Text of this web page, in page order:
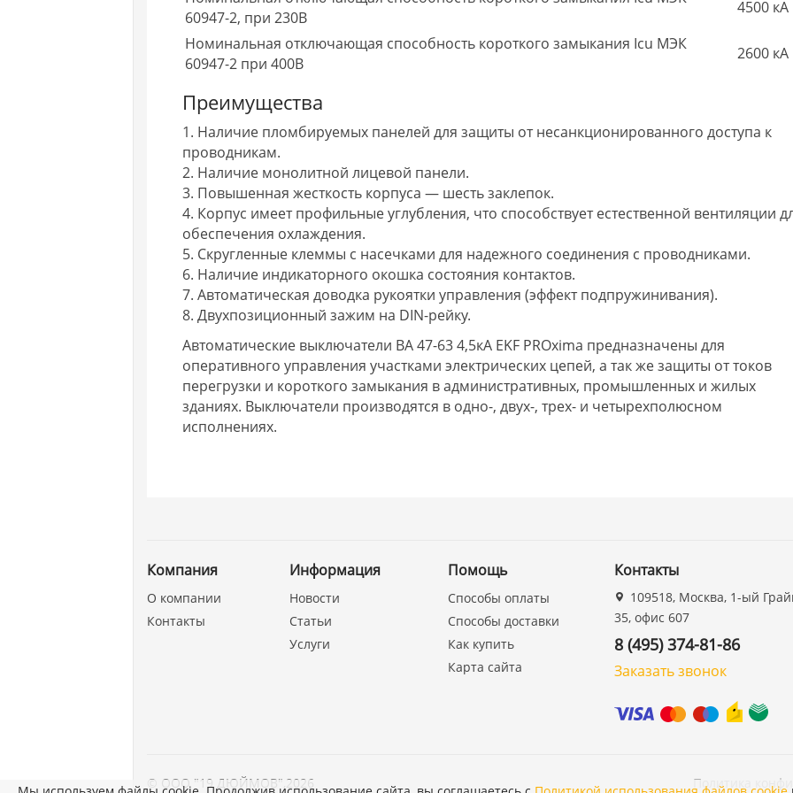
60947-2, при 230В
4500 кА
Номинальная отключающая способность короткого замыкания Icu МЭК
60947-2 при 400В
2600 кА
Преимущества
1. Наличие пломбируемых панелей для защиты от несанкционированного доступа к
проводникам.
2. Наличие монолитной лицевой панели.
3. Повышенная жесткость корпуса — шесть заклепок.
4. Корпус имеет профильные углубления, что способствует естественной вентиляции
обеспечения охлаждения.
5. Cкругленные клеммы с насечками для надежного соединения с проводниками.
6. Наличие индикаторного окошка состояния контактов.
7. Автоматическая доводка рукоятки управления (эффект подпружинивания).
8. Двухпозиционный зажим на DIN-рейку.
Автоматические выключатели ВА 47-63 4,5кА EKF PROxima предназначены для
оперативного управления участками электрических цепей, а так же защиты от токов
перегрузки и короткого замыкания в административных, промышленных и жилых
зданиях. Выключатели производятся в одно-, двух-, трех- и четырехполюсном
исполнениях.
Компания
О компании
Контакты
Информация
Новости
Статьи
Услуги
Помощь
Способы оплаты
Способы доставки
Как купить
Карта сайта
Контакты
109518, Москва, 1-ый
35, офис 607
8 (495) 374-81-86
Заказать звонок
© ООО "19 ДЮЙМОВ" 2026 Политика